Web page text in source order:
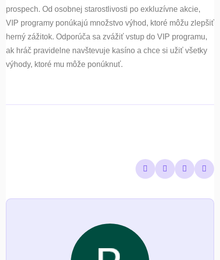
prospech. Od osobnej starostlivosti po exkluzívne akcie,
VIP programy ponúkajú množstvo výhod, ktoré môžu zlepšiť
herný zážitok. Odporúča sa zvážiť vstup do VIP programu,
ak hráč pravidelne navštevuje kasíno a chce si užiť všetky
výhody, ktoré mu môže ponúknuť.